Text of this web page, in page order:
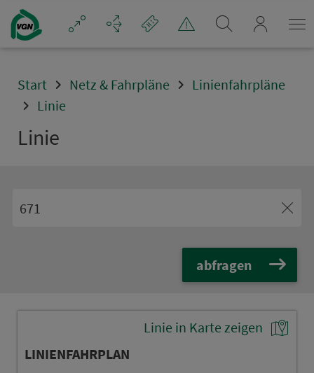
Navigation überspringen
Start Netz & Fahrpläne
Linienfahrpläne
Linie
Linie
abfragen
Linie in Karte zeigen
LINIENFAHRPLAN